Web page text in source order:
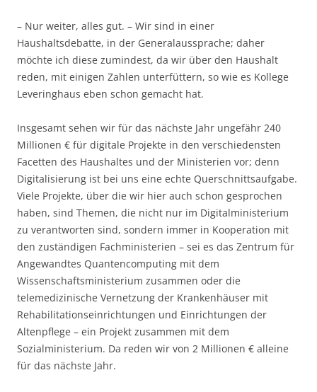
– Nur weiter, alles gut. – Wir sind in einer
Haushaltsdebatte, in der Generalaussprache; daher
möchte ich diese zumindest, da wir über den Haushalt
reden, mit einigen Zahlen unterfüttern, so wie es Kollege
Leveringhaus eben schon gemacht hat.
Insgesamt sehen wir für das nächste Jahr ungefähr 240
Millionen € für digitale Projekte in den verschiedensten
Facetten des Haushaltes und der Ministerien vor; denn
Digitalisierung ist bei uns eine echte Querschnittsaufgabe.
Viele Projekte, über die wir hier auch schon gesprochen
haben, sind Themen, die nicht nur im Digitalministerium
zu verantworten sind, sondern immer in Kooperation mit
den zuständigen Fachministerien – sei es das Zentrum für
Angewandtes Quantencomputing mit dem
Wissenschaftsministerium zusammen oder die
telemedizinische Vernetzung der Krankenhäuser mit
Rehabilitationseinrichtungen und Einrichtungen der
Altenpflege – ein Projekt zusammen mit dem
Sozialministerium. Da reden wir von 2 Millionen € alleine
für das nächste Jahr.